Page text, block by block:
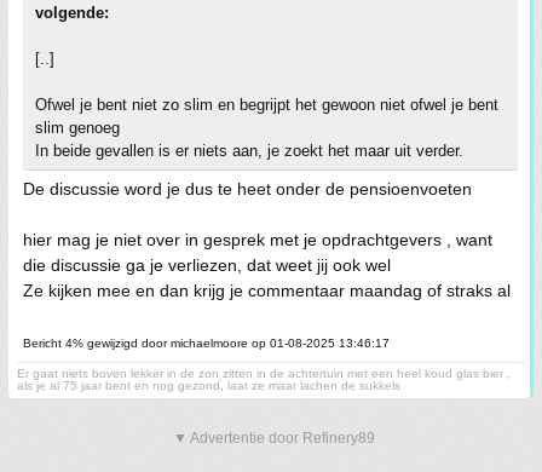
volgende:
[..]
Ofwel je bent niet zo slim en begrijpt het gewoon niet ofwel je bent
slim genoeg
In beide gevallen is er niets aan, je zoekt het maar uit verder.
De discussie word je dus te heet onder de pensioenvoeten
hier mag je niet over in gesprek met je opdrachtgevers , want
die discussie ga je verliezen, dat weet jij ook wel
Ze kijken mee en dan krijg je commentaar maandag of straks al
Bericht 4% gewijzigd door michaelmoore op 01-08-2025 13:46:17
Er gaat niets boven lekker in de zon zitten in de achtertuin met een heel koud glas bier ,
als je al 75 jaar bent en nog gezond, laat ze maar lachen de sukkels
▼ Advertentie door Refinery89